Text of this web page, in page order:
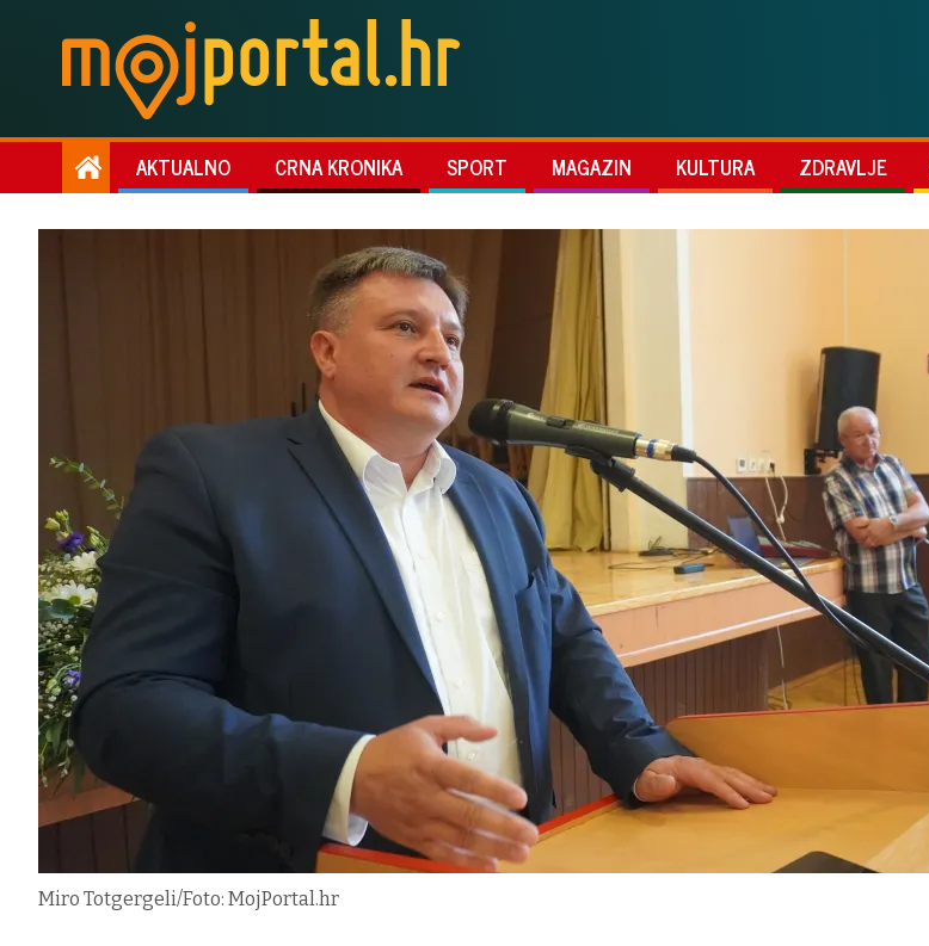
AKTUALNO CRNA KRONIKA SPORT MAGAZIN KULTURA ZDRAVLJE
Miro Totgergeli/Foto: MojPortal.hr